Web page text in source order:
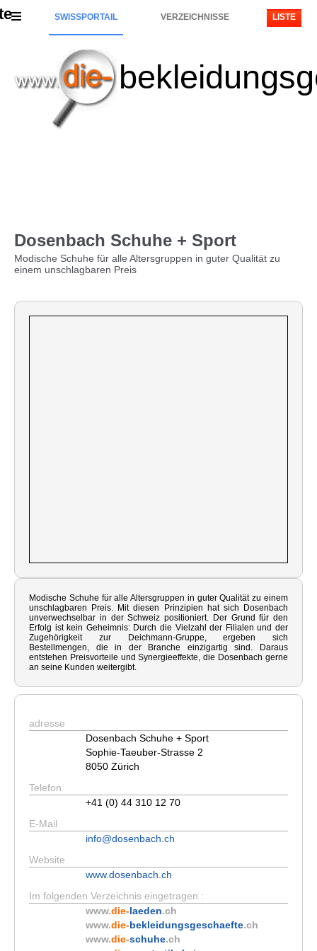
SWISSPORTAIL VERZEICHNISSE LISTE
Dosenbach Schuhe + Sport
Modische Schuhe für alle Altersgruppen in guter Qualität zu
einem unschlagbaren Preis
Modische Schuhe für alle Altersgruppen in guter Qualität zu einem
unschlagbaren Preis. Mit diesen Prinzipien hat sich Dosenbach
unverwechselbar in der Schweiz positioniert. Der Grund für den
Erfolg ist kein Geheimnis: Durch die Vielzahl der Filialen und der
Zugehörigkeit zur Deichmann-Gruppe, ergeben sich
Bestellmengen, die in der Branche einzigartig sind. Daraus
entstehen Preisvorteile und Synergieeffekte, die Dosenbach gerne
an seine Kunden weitergibt.
adresse
Dosenbach Schuhe + Sport
Sophie-Taeuber-Strasse 2
8050 Zürich
Telefon
+41 (0) 44 310 12 70
E-Mail
info@dosenbach.ch
Website
www.dosenbach.ch
Im folgenden Verzeichnis eingetragen :
www.die-laeden.ch
www.die-bekleidungsgeschaefte.ch
www.die-schuhe.ch